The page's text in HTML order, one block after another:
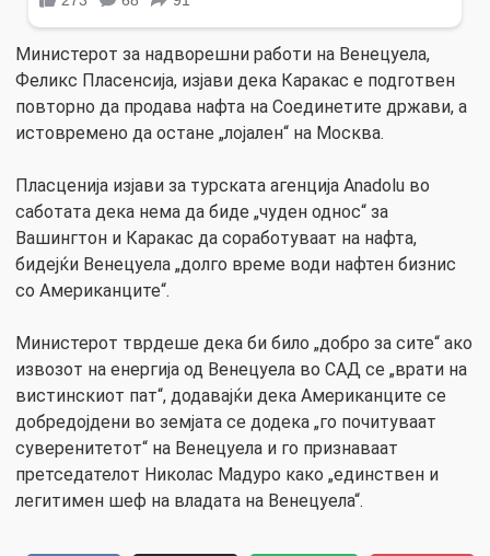
Министерот за надворешни работи на Венецуела,
Феликс Пласенсија, изјави дека Каракас е подготвен
повторно да продава нафта на Соединетите држави, а
истовремено да остане „лојален“ на Москва.
Пласценија изјави за турската агенција Anadolu во
саботата дека нема да биде „чуден однос“ за
Вашингтон и Каракас да соработуваат на нафта,
бидејќи Венецуела „долго време води нафтен бизнис
со Американците“.
Министерот тврдеше дека би било „добро за сите“ ако
извозот на енергија од Венецуела во САД се „врати на
вистинскиот пат“, додавајќи дека Американците се
добредојдени во земјата се додека „го почитуваат
суверенитетот“ на Венецуела и го признаваат
претседателот Николас Мадуро како „единствен и
легитимен шеф на владата на Венецуела“.